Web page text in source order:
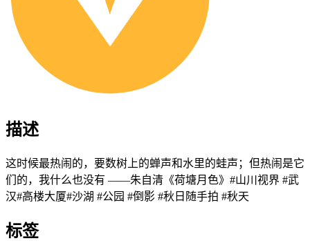
描述
这时候最热闹的，要数树上的蝉声和水里的蛙声；但热闹是它
们的，我什么也没有 ——朱自清《荷塘月色》#山川视界 #武
汉#高楼大厦#沙湖 #公园 #倒影 #秋日随手拍 #秋天
标签